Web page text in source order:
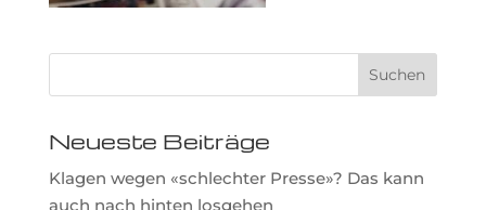
Neueste Beiträge
Klagen wegen «schlechter Presse»? Das kann
auch nach hinten losgehen